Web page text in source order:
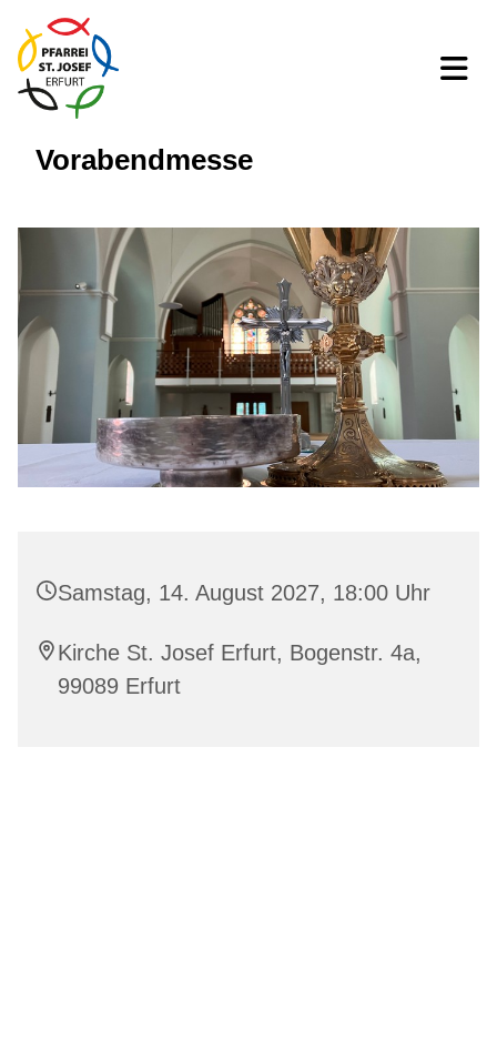
Vorabendmesse
Samstag, 14. August 2027, 18:00 Uhr
Kirche St. Josef Erfurt, Bogenstr. 4a,
99089 Erfurt